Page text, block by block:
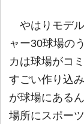
やはりモデ
ャー30球場の
カは球場がコ
すごい作り込
が球場にある
場所にスポー